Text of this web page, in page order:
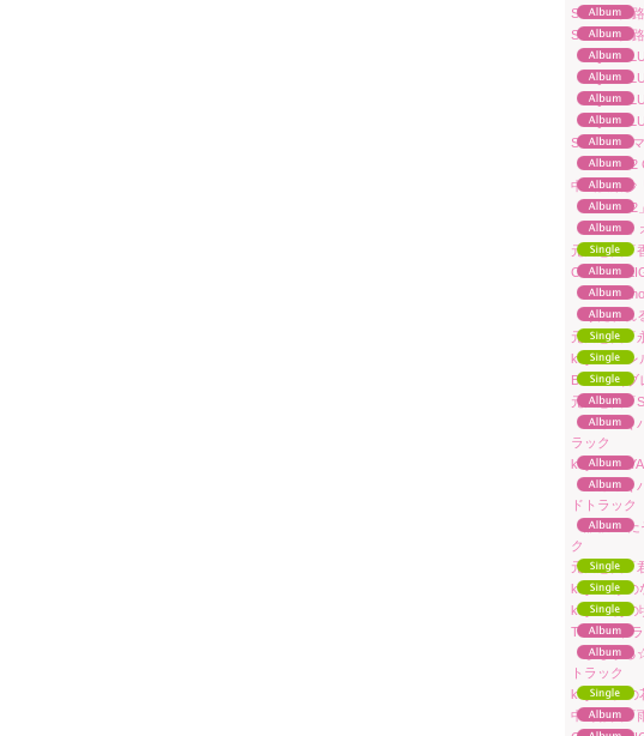
Suara「夢
Suara「夢
「
「
「
「
Suara「ア
「ToHeart2
中山愛梨沙
「
「Routes
元田恵美「
COOL-
「Leaf
「うたわ
元田恵美「
kaya「ハレ
Brenda（ブ
元田恵美「
「こみっく
ラック
kaya「KAYA
「こみっ
ドトラック
「誰彼 －
ク
元田恵美「
kaya「形の
kaya「あの
ToHeartド
「まじか
トラック
kaya「夢の
中司雅美「